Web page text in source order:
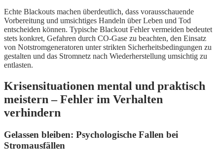
Echte Blackouts machen überdeutlich, dass vorausschauende
Vorbereitung und umsichtiges Handeln über Leben und Tod
entscheiden können. Typische Blackout Fehler vermeiden bedeutet
stets konkret, Gefahren durch CO-Gase zu beachten, den Einsatz
von Notstromgeneratoren unter strikten Sicherheitsbedingungen zu
gestalten und das Stromnetz nach Wiederherstellung umsichtig zu
entlasten.
Krisensituationen mental und praktisch
meistern – Fehler im Verhalten
verhindern
Gelassen bleiben: Psychologische Fallen bei
Stromausfällen